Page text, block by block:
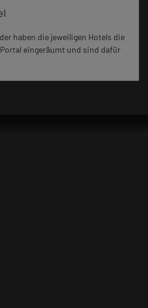
haben die jeweiligen Hotels die
eingeräumt und sind dafür